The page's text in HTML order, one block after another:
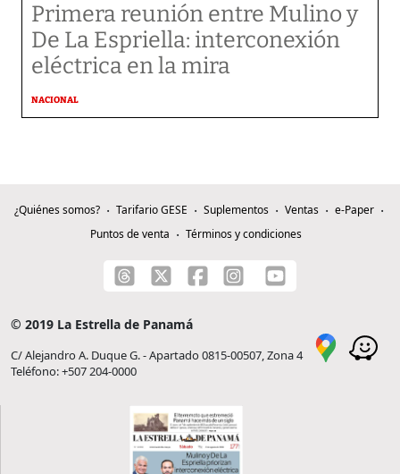
Primera reunión entre Mulino y
De La Espriella: interconexión
eléctrica en la mira
NACIONAL
¿Quiénes somos? Tarifario GESE Suplementos Ventas
e-Paper
Puntos de venta
Términos y condiciones
© 2019 La Estrella de Panamá
C/ Alejandro A. Duque G. - Apartado 0815-00507, Zona 4
Teléfono: +507 204-0000